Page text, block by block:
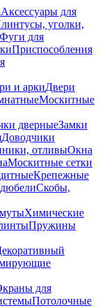
Аксессуары для
уголки,
Фуги для
Приспособления
и аркиДвери
Москитные
дверныеЗамки
Доводчики
отливыОкна
Москитные сетки
Крепежные
Скобы,
Химические
Пружины
для
Потолочные